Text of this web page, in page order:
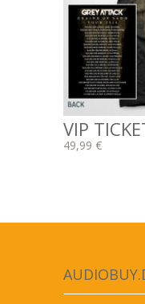
VIP
49,99 €